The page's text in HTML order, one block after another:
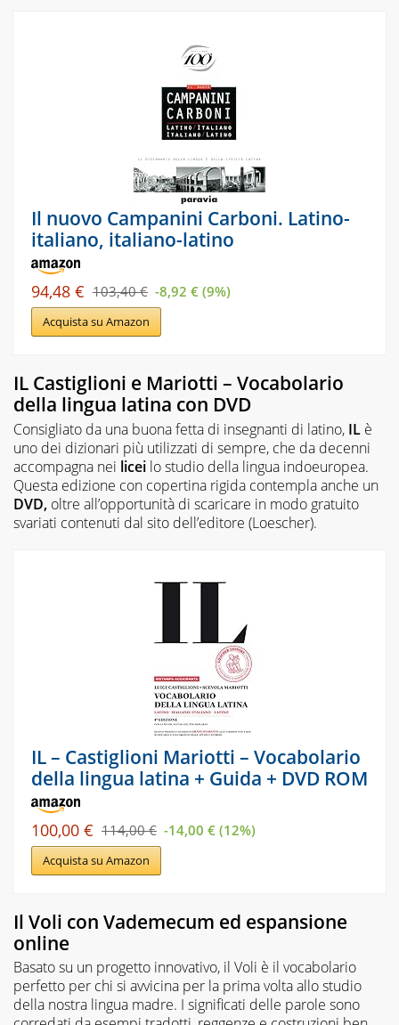
Il nuovo Campanini Carboni. Latino-
italiano, italiano-latino
94,48 € 103,40 € -8,92 € (9%)
Acquista su Amazon
IL Castiglioni e Mariotti – Vocabolario
della lingua latina con DVD
Consigliato da una buona fetta di insegnanti di latino, IL è
uno dei dizionari più utilizzati di sempre, che da decenni
accompagna nei licei lo studio della lingua indoeuropea.
Questa edizione con copertina rigida contempla anche un
DVD, oltre all’opportunità di scaricare in modo gratuito
svariati contenuti dal sito dell’editore (Loescher).
IL – Castiglioni Mariotti – Vocabolario
della lingua latina + Guida + DVD ROM
100,00 € 114,00 € -14,00 € (12%)
Acquista su Amazon
Il Voli con Vademecum ed espansione
online
Basato su un progetto innovativo, il Voli è il vocabolario
perfetto per chi si avvicina per la prima volta allo studio
della nostra lingua madre. I significati delle parole sono